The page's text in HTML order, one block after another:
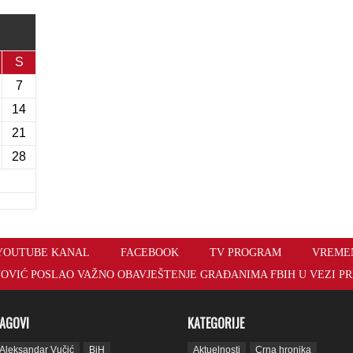
S
7
14
21
28
KANAL FACEBOOK TV PROGRAM
POSLAO VAŽNO OBAVJEŠTENJE GRAĐANIMA FBIH U VEZI
Aleksandar Vučić BiH
KATEGORIJE
Aktuelnosti Crna hronika